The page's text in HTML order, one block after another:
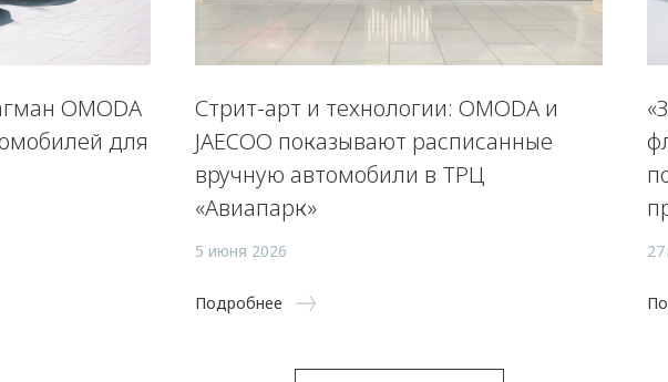
OMODA
для
Стрит-арт и технологии: OMODA и
JAECOO показывают расписанные
вручную автомобили в ТРЦ
«Авиапарк»
5 июня 2026
Подробнее